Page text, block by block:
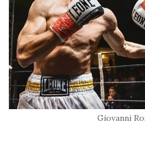
Giovanni